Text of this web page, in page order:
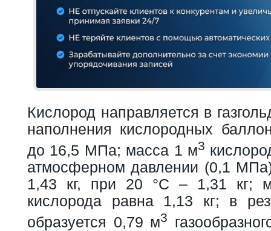
Кислород направляется в
наполнения кислородных
до 16,5 МПа; масса 1 м3
атмосферном давлении (0,1
1,43 кг, при 20 °С – 1,31 кг;
кислорода равна 1,13 кг; в
образуется 0,79 м3